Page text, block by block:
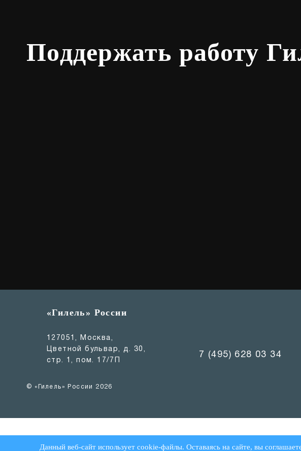
Поддержать работу
«Гилель» России
127051, Москва,
Цветной бульвар, д. 30,
стр. 1, пом. 17/7П
© «Гилель» России 2026
7 (495) 628 03 34
Данный веб-сайт использует cookie-файлы. Оставаясь на сайте, вы